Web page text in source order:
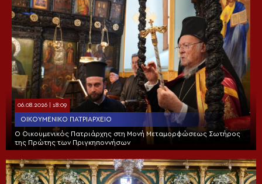
06.08.2026 | 18:09
ΟΙΚΟΥΜΕΝΙΚΌ ΠΑΤΡΙΑΡΧΕΊΟ
Ο Οικουμενικός Πατριάρχης στη Μονή Μεταμορφώσεως Σωτήρος
της Πρώτης των Πριγκηποννήσων